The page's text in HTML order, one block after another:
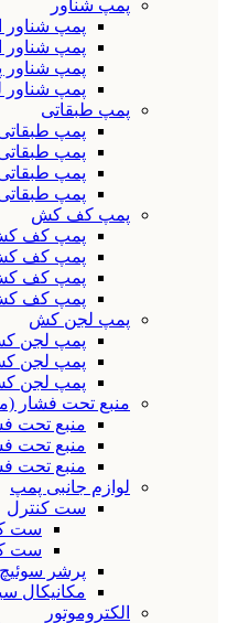
پمپ شناور
پمپ شناور
پمپ شناور
پمپ شناور
پمپ شناور
پمپ طبقاتی
پمپ طبقاتی
پمپ
پمپ
پمپ طبقاتی
پمپ کف کش
پمپ کف کش
پمپ کف کش
پمپ کف
پمپ کف
پمپ لجن کش
پمپ لجن
پمپ لجن
پمپ لجن
منبع تحت فشار
منبع تحت
منبع تحت
منبع تحت
لوازم جانبی پمپ
ست کنترل
ست
ست
پرشر سوئیچ
مکانیکال
الکتروموتور